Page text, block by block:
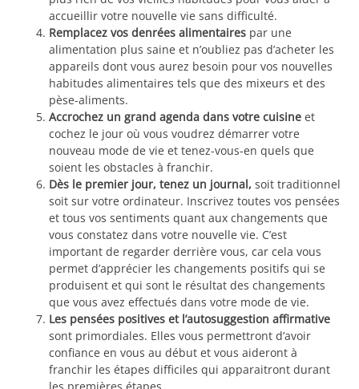
accueillir votre nouvelle vie sans difficulté.
Remplacez vos denrées alimentaires par une
alimentation plus saine et n’oubliez pas d’acheter les
appareils dont vous aurez besoin pour vos nouvelles
habitudes alimentaires tels que des mixeurs et des
pèse-aliments.
Accrochez un grand agenda dans votre cuisine et
cochez le jour où vous voudrez démarrer votre
nouveau mode de vie et tenez-vous-en quels que
soient les obstacles à franchir.
Dès le premier jour, tenez un journal, soit traditionnel
soit sur votre ordinateur. Inscrivez toutes vos pensées
et tous vos sentiments quant aux changements que
vous constatez dans votre nouvelle vie. C’est
important de regarder derrière vous, car cela vous
permet d’apprécier les changements positifs qui se
produisent et qui sont le résultat des changements
que vous avez effectués dans votre mode de vie.
Les pensées positives et l’autosuggestion affirmative
sont primordiales. Elles vous permettront d’avoir
confiance en vous au début et vous aideront à
franchir les étapes difficiles qui apparaitront durant